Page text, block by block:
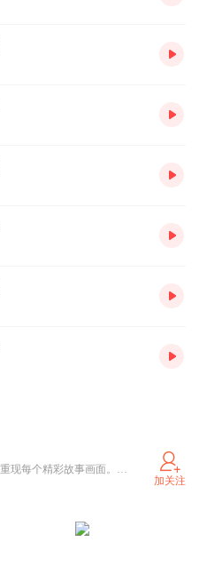
用心制作每部作品，用声音重现每个精彩故事画面。讲故事，我们是认真的。
加关注